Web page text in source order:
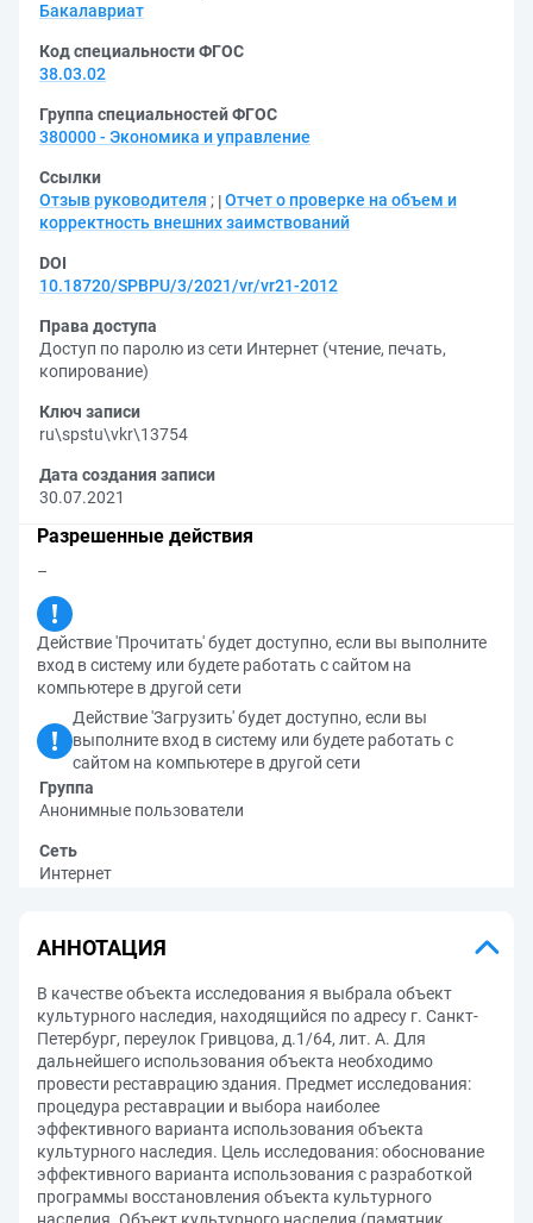
Бакалавриат
Код специальности ФГОС
38.03.02
Группа специальностей ФГОС
380000 - Экономика и управление
Ссылки
Отзыв руководителя ; Отчет о проверке на объем и
корректность внешних заимствований
DOI
10.18720/SPBPU/3/2021/vr/vr21-2012
Права доступа
Доступ по паролю из сети Интернет (чтение, печать,
копирование)
Ключ записи
ru\spstu\vkr\13754
Дата создания записи
30.07.2021
Разрешенные действия
–
Действие 'Прочитать' будет доступно, если вы выполните
вход в систему или будете работать с сайтом на
компьютере в другой сети
Действие 'Загрузить' будет доступно, если вы
выполните вход в систему или будете работать с
сайтом на компьютере в другой сети
Группа
Анонимные пользователи
Сеть
Интернет
АННОТАЦИЯ
В качестве объекта исследования я выбрала объект
культурного наследия, находящийся по адресу г. Санкт-
Петербург, переулок Гривцова, д.1/64, лит. А. Для
дальнейшего использования объекта необходимо
провести реставрацию здания. Предмет исследования:
процедура реставрации и выбора наиболее
эффективного варианта использования объекта
культурного наследия. Цель исследования: обоснование
эффективного варианта использования с разработкой
программы восстановления объекта культурного